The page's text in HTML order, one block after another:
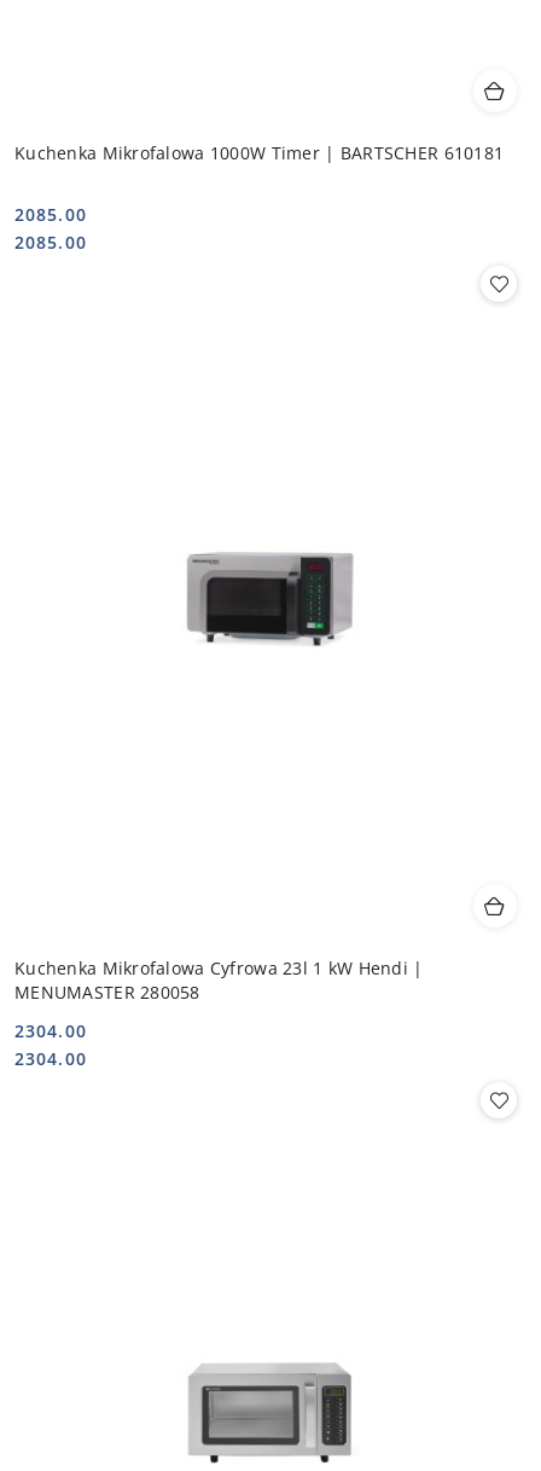
Kuchenka Mikrofalowa 1000W Timer | BARTSCHER 610181
Cena:
2085.00
Cena:
2085.00
Kuchenka Mikrofalowa Cyfrowa 23l 1 kW Hendi |
MENUMASTER 280058
Cena:
2304.00
Cena:
2304.00